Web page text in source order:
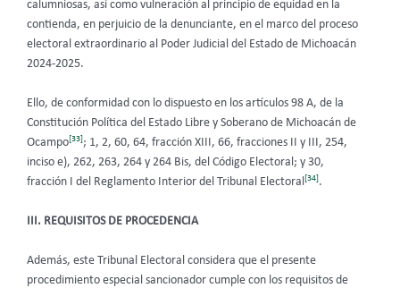
calumniosas, así como vulneración al principio de equidad en la
contienda, en perjuicio de la denunciante, en el marco del proceso
electoral extraordinario al Poder Judicial del Estado de Michoacán
2024-2025.
Ello, de conformidad con lo dispuesto en los artículos 98 A, de la
Constitución Política del Estado Libre y Soberano de Michoacán de
Ocampo[33]; 1, 2, 60, 64, fracción XIII, 66, fracciones II y III, 254,
inciso e), 262, 263, 264 y 264 Bis, del Código Electoral; y 30,
fracción I del Reglamento Interior del Tribunal Electoral [34].
III. REQUISITOS DE PROCEDENCIA
Además, este Tribunal Electoral considera que el presente
procedimiento especial sancionador cumple con los requisitos de